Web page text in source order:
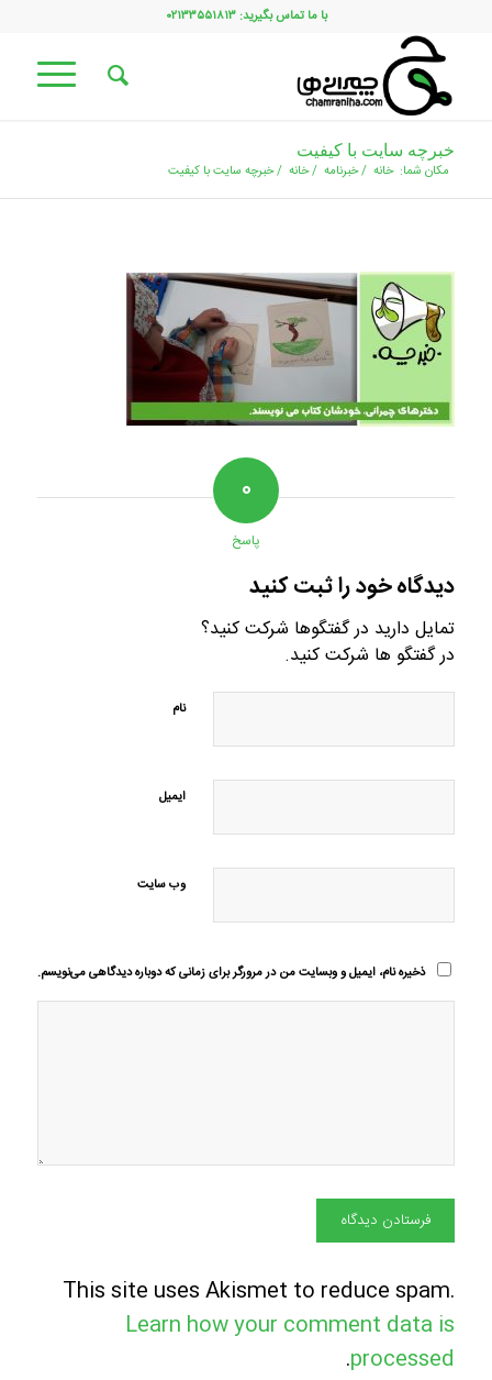
با ما تماس بگیرید: ۰۲۱۳۳۵۵۱۸۱۳
خبرچه سایت با کیفیت
مکان شما: خانه /خبرنامه /خانه /خبرچه سایت با کیفیت
۰
پاسخ
دیدگاه خود را ثبت کنید
تمایل دارید در گفتگوها شرکت کنید؟
در گفتگو ها شرکت کنید.
نام
ایمیل
وب‌ سایت
ذخیره نام، ایمیل و وبسایت من در مرورگر برای زمانی که دوباره دیدگاهی می‌نویسم.
This site uses Akismet to reduce spam.
Learn how your comment data is
processed
.